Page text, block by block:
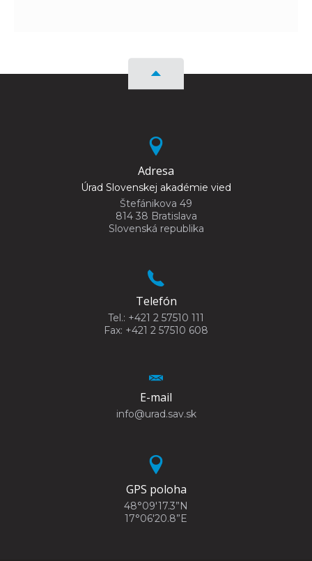
Adresa
Úrad Slovenskej akadémie vied
Štefánikova 49
814 38 Bratislava
Slovenská republika
Telefón
Tel.: +421 2 57510 111
Fax: +421 2 57510 608
E-mail
info@urad.sav.sk
GPS poloha
48°09'17.3”N
17°06'20.8”E